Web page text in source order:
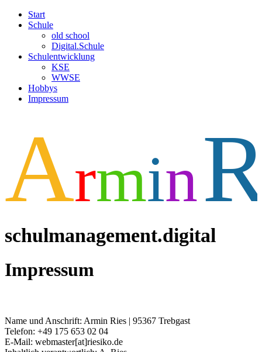
Start
Schule
old school
Digital.Schule
Schulentwicklung
KSE
WWSE
Hobbys
Impressum
Armin
schulmanagement.digital
Impressum
Name und Anschrift: Armin Ries | 95367 Trebgast
Telefon: +49 175 653 02 04
E-Mail: webmaster[at]riesiko.de